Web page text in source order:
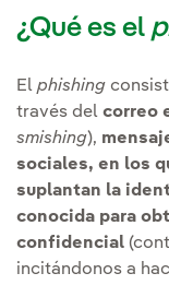
¿Qué es el
El phishing
través del correo
smishing),
sociales, en los
suplantan la
conocida para
confidencial
incitándonos a